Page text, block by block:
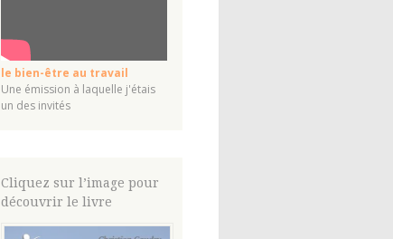
le bien-être au travail
Une émission à laquelle j'étais
un des invités
Cliquez sur l’image pour
découvrir le livre